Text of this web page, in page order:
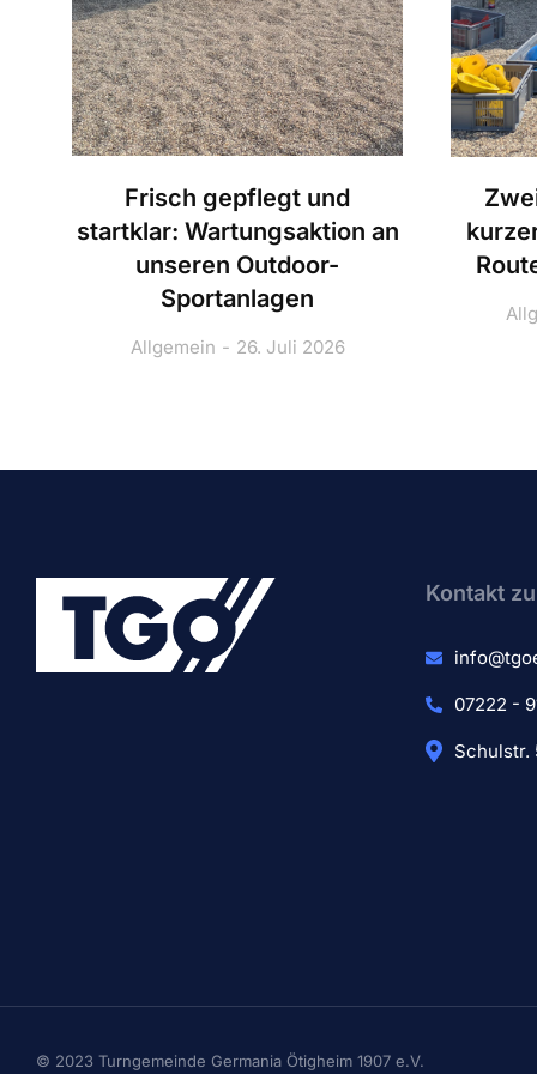
Frisch gepflegt und
startklar: Wartungsaktion an
unseren Outdoor-
Sportanlagen
Allgemein 26. Juli 2026
Kontakt
07222 -
Schulstr.
© 2023 Turngemeinde Germania Ötigheim 1907 e.V.